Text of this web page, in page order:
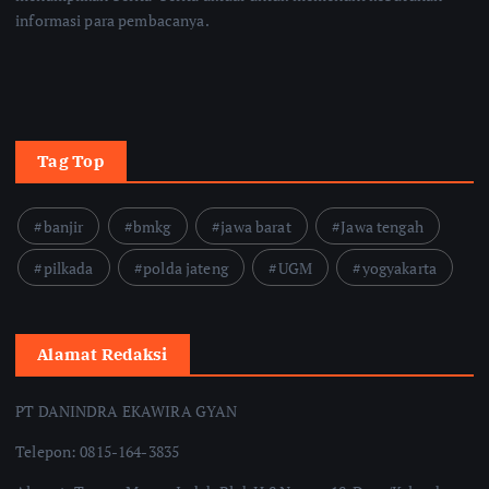
informasi para pembacanya.
Tag Top
banjir bmkg jawa barat
Jawa tengah
pilkada
polda jateng UGM yogyakarta
Alamat Redaksi
PT DANINDRA EKAWIRA GYAN
Telepon: 0815-164-3835